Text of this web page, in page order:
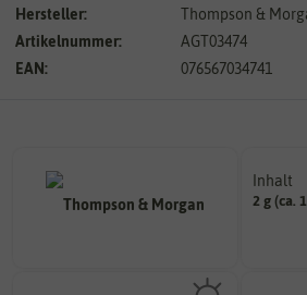
Hersteller:
Thompson &
Artikelnummer:
AGT03474
EAN:
076567034741
Inhalt
2 g (ca.